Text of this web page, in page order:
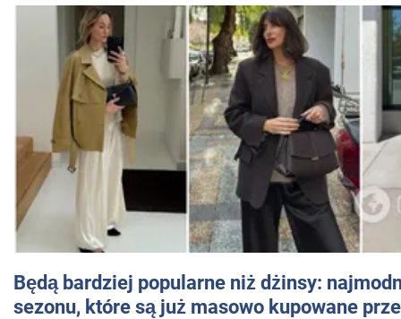
Będą bardziej popularne niż dżinsy:
sezonu, które są już masowo kupowane